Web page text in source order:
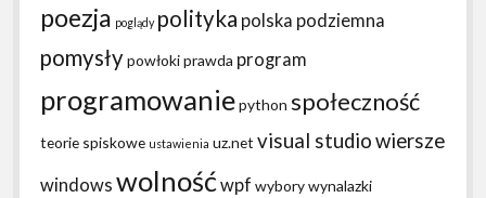
poezja poglądy polityka polska podziemna
pomysłypowłokiprawda program
programowaniepython społeczność
teorie spiskowe ustawienia uz.net visual studiowiersze
windows wolnośćwpf wyborywynalazki